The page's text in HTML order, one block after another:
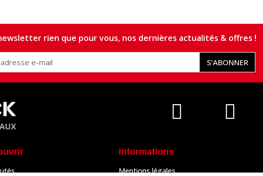
rien que pour vous, nos dernières actualités & offres !
S’ABONNER
Informations
Mentions légales